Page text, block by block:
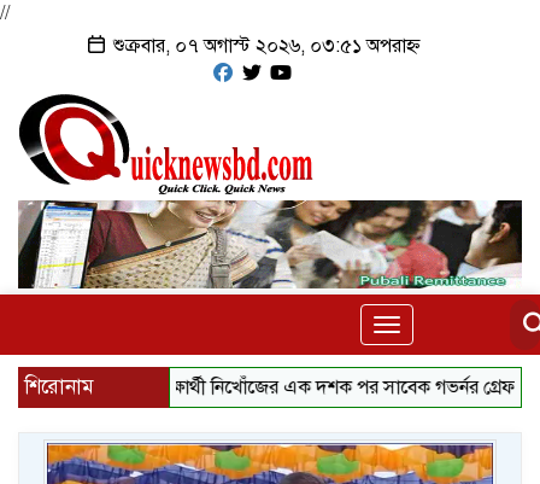
//
শুক্রবার, ০৭ অগাস্ট ২০২৬, ০৩:৫১ অপরাহ্ন
Toggle
navigation
শিরোনাম
৪৩ শিক্ষার্থী নিখোঁজের এক দশক পর সাবেক গভর্নর গ্রেফতার, উঠছে